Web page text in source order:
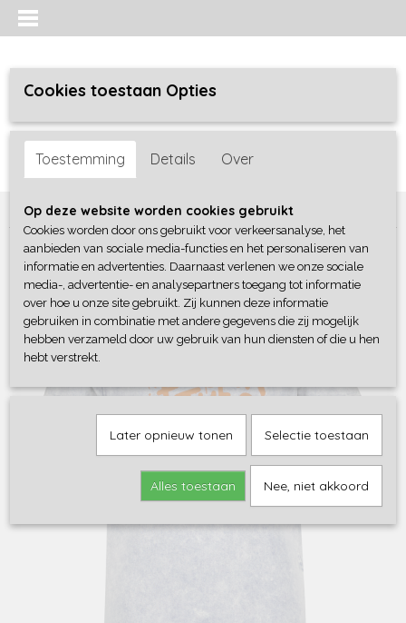
Inloggen Registreren
Home >Jongens baby>shirts / polo's>4President
Cookies toestaan Opties
Toestemming Details Over
Op deze website worden cookies gebruikt
Cookies worden door ons gebruikt voor verkeersanalyse, het
aanbieden van sociale media-functies en het personaliseren van
informatie en advertenties. Daarnaast verlenen we onze sociale
media-, advertentie- en analysepartners toegang tot informatie
over hoe u onze site gebruikt. Zij kunnen deze informatie
gebruiken in combinatie met andere gegevens die zij mogelijk
hebben verzameld door uw gebruik van hun diensten of die u hen
hebt verstrekt.
Later opnieuw tonen Selectie toestaan
Alles toestaan Nee, niet akkoord